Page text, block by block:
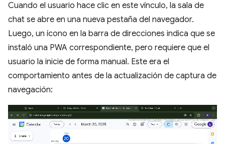
Cuando el usuario hace clic en este vínculo, la sala de
chat se abre en una nueva pestaña del navegador.
Luego, un ícono en la barra de direcciones indica que se
instaló una PWA correspondiente, pero requiere que el
usuario la inicie de forma manual. Este era el
comportamiento antes de la actualización de captura de
navegación: